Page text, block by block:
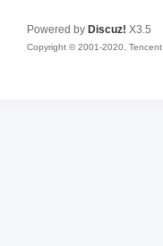
Powered by Discuz! X3.5
Copyright © 2001-2020, Tencent